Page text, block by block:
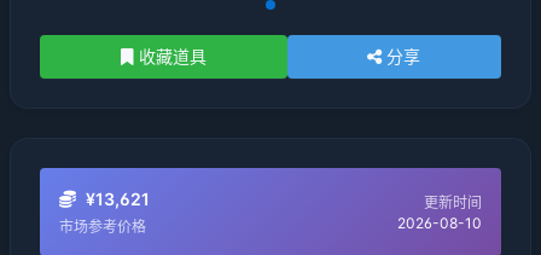
收藏道具 分享
¥13,621
市场参考价格
更新时间
2026-08-10